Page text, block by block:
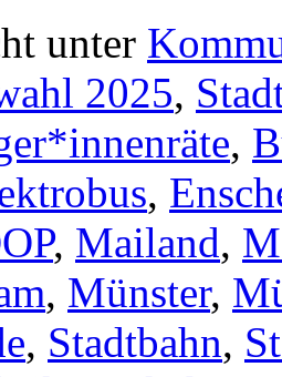
unter
2025,
,
,
, Mailand,
, Münster,
, Stadtbahn,